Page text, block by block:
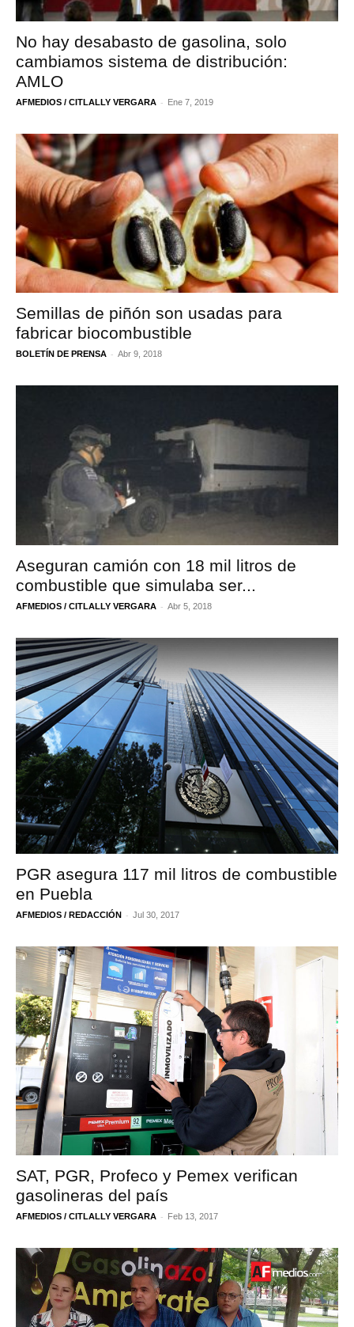
No hay desabasto de gasolina, solo
cambiamos sistema de distribución:
AMLO
AFMEDIOS / CITLALLY VERGARA - Ene 7, 2019
Semillas de piñón son usadas para
fabricar biocombustible
BOLETÍN DE PRENSA - Abr 9, 2018
Aseguran camión con 18 mil litros de
combustible que simulaba ser...
AFMEDIOS / CITLALLY VERGARA - Abr 5, 2018
PGR asegura 117 mil litros de combustible
en Puebla
AFMEDIOS / REDACCIÓN - Jul 30, 2017
SAT, PGR, Profeco y Pemex verifican
gasolineras del país
AFMEDIOS / CITLALLY VERGARA - Feb 13, 2017